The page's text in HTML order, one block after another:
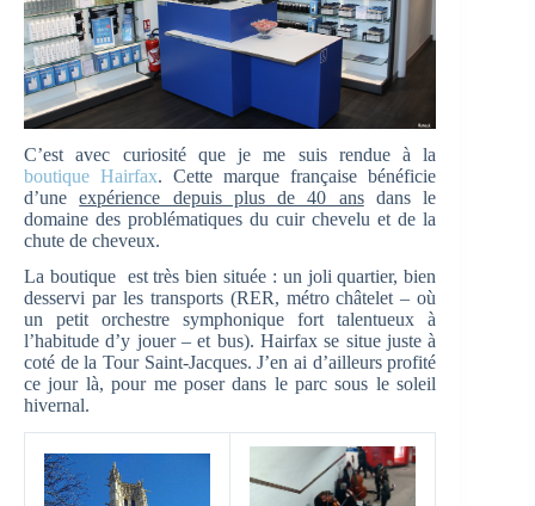
C’est avec curiosité que je me suis rendue à la
boutique Hairfax. Cette marque française bénéficie
d’uneexpérience depuis plus de 40 ansdans le
domaine des problématiques du cuir chevelu et de la
chute de cheveux.
La boutique est très bien située : un joli quartier, bien
desservi par les transports (RER, métro châtelet – où
un petit orchestre symphonique fort talentueux à
l’habitude d’y jouer – et bus). Hairfax se situe juste à
coté de la Tour Saint-Jacques. J’en ai d’ailleurs profité
ce jour là, pour me poser dans le parc sous le soleil
hivernal.